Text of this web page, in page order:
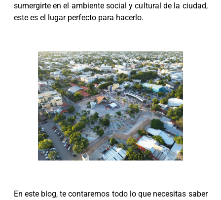
sumergirte en el ambiente social y cultural de la ciudad,
este es el lugar perfecto para hacerlo.
En este blog, te contaremos todo lo que necesitas saber